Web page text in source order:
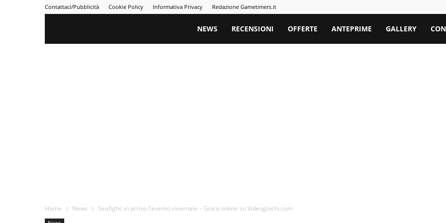
Contattaci/Pubblicità Cookie Policy Informativa Privacy Redazione Gametimers.it
Gametimers
NEWS RECENSIONI OFFERTE ANTEPRIME GALLERY
Home News Seafight: in arrivo l'evento invernale – Gioca online su Videogiochi.com